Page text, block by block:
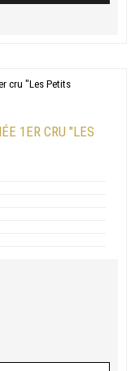
1ER CRU "LES